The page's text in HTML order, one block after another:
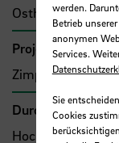
Osthorst,
Projektbeteiligte
Zimpelmann,
Durchführende
Hochschule
werden.
Betrieb
anonymen
Services.
Sie
Cookies